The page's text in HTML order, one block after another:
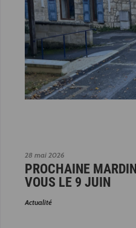
28 mai 2026
PROCHAINE
VOUS LE 9 JUIN
Actualité